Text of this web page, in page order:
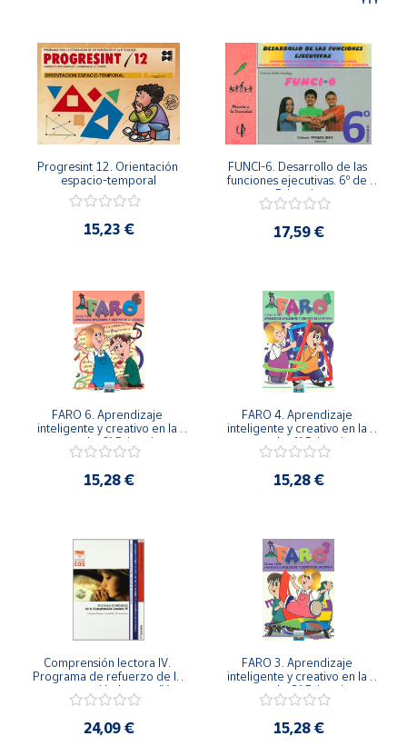
Oficina y
Papelería
Para Canarias,
Ceuta y Melilla
Más
populares
vendedores
novedades
de Correos
Productos
Solidarios
Vendedores
vendedores
Progresint 12. Orientación
espacio-temporal
15,23 €
FUNCI-6. Desarrollo de las
funciones ejecutivas. 6º de
Primaria.
17,59 €
FARO 6. Aprendizaje
inteligente y creativo en la
escuela. 6º Primaria.
15,28 €
FARO 4. Aprendizaje
inteligente y creativo en la
escuela. 4º Primaria.
15,28 €
Comprensión lectora IV.
Programa de refuerzo de la
comprensión lectora IV.
24,09 €
FARO 3. Aprendizaje
inteligente y creativo en la
escuela. 3º Primaria.
15,28 €